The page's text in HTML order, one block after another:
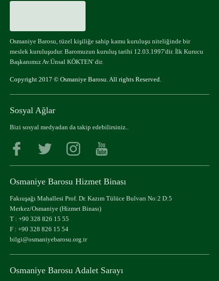
Osmaniye Barosu, tüzel kişiliğe sahip kamu kuruluşu niteliğinde bir
meslek kuruluşudur. Baromuzun kuruluş tarihi 12.03.1997'dir. İlk Kurucu
Başkanımız Av.Ünsal KÖKTEN' dir.
Copyright 2017 © Osmaniye Barosu. All rights Reserved.
Sosyal Ağlar
Bizi sosyal medyadan da takip edebilirsiniz..
Osmaniye Barosu Hizmet Binası
Fakıuşağı Mahallesi Prof. Dr. Kazım Tülüce Bulvarı No:2 D:5
Merkez/Osmaniye (Hizmet Binası)
T : +90 328 826 15 55
F : +90 328 826 15 54
bilgi@osmaniyebarosu.org.tr
Osmaniye Barosu Adalet Sarayı